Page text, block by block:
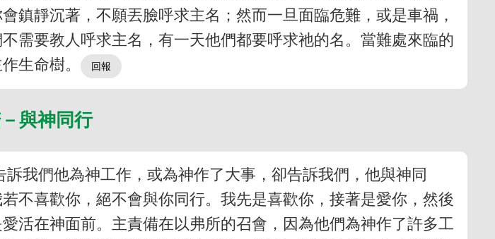
鎮靜沉著，不願丟臉呼求主名；然而一旦面臨危難，或是車禍，
需要教人呼求主名，有一天他們都要呼求祂的名。當難處來臨的
生命樹。
與神同行
我們他為神工作，或為神作了大事，卻告訴我們，他與神同
不喜歡你，絕不會與你同行。我先是喜歡你，接著是愛你，然後
活在神面前。主責備在以弗所的召會，因為他們為神作了許多工